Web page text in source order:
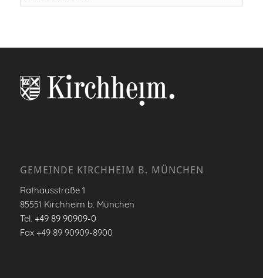
GEMEINDE KIRCHHEIM B. MÜNCHEN
Rathausstraße 1
85551 Kirchheim b. München
Tel. +49 89 90909-0
Fax +49 89 90909-8900